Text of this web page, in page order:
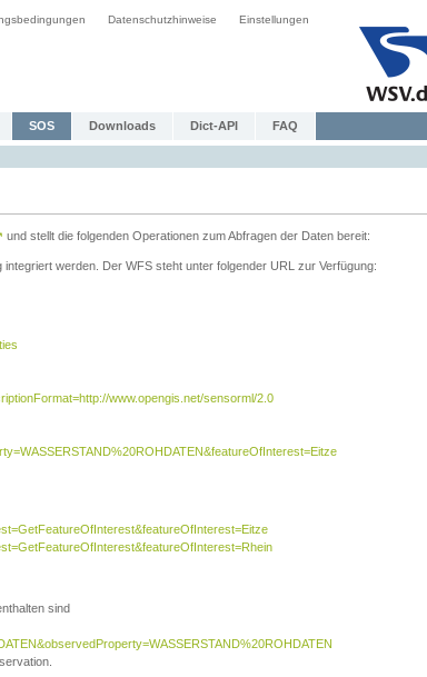
Datenschutzhinweise Einstellungen
SOS Downloads Dict-API FAQ
und stellt die folgenden Operationen zum Abfragen der Daten bereit:
werden. Der WFS steht unter folgender URL zur Verfügung:
www.opengis.net/sensorml/2.0
sind